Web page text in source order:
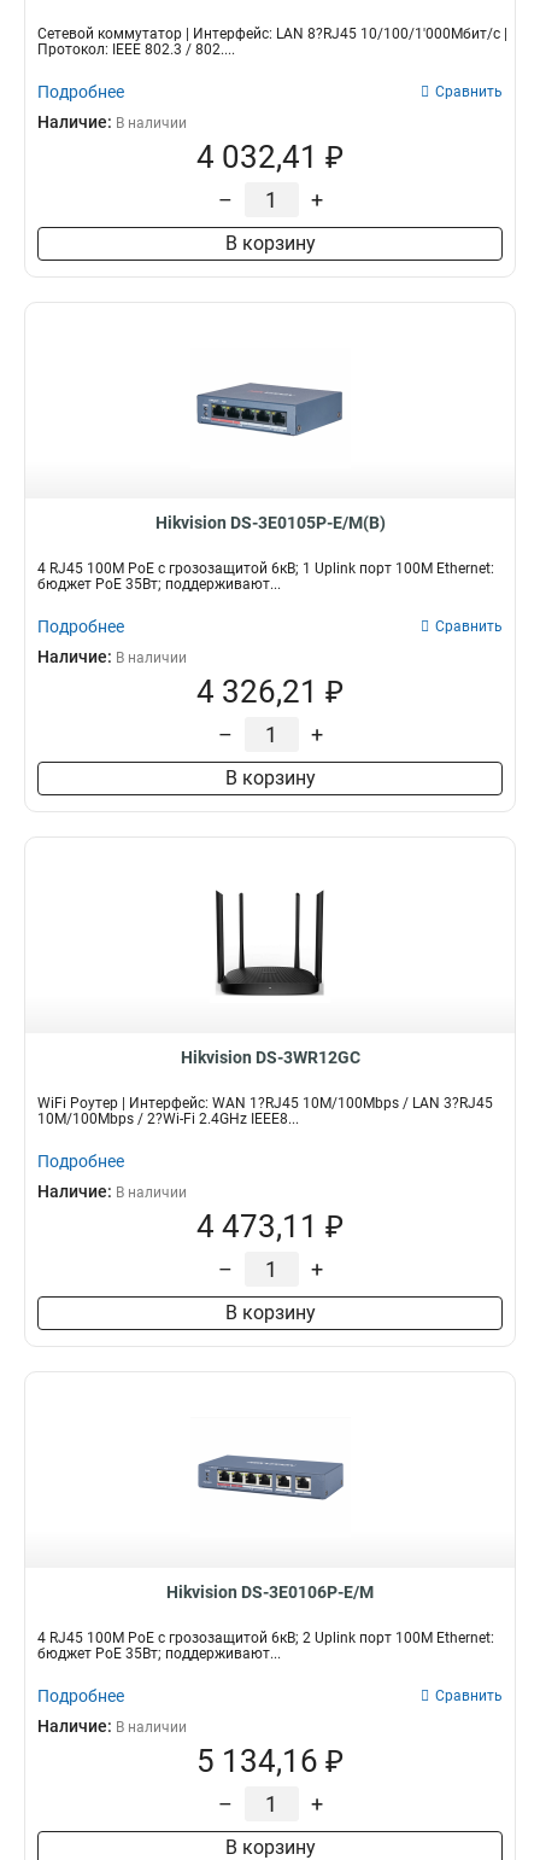
Сетевой коммутатор | Интерфейс: LAN 8?RJ45 10/100/1'000Мбит/с |
Протокол: IEEE 802.3 / 802....
Подробнее Сравнить
Наличие: В наличии
4 032,41 ₽
– +
В корзину
Hikvision DS-3E0105P-E/M(B)
4 RJ45 100M PoE с грозозащитой 6кВ; 1 Uplink порт 100М Ethernet:
бюджет PoE 35Вт; поддерживают...
Подробнее Сравнить
Наличие: В наличии
4 326,21 ₽
– +
В корзину
Hikvision DS-3WR12GC
WiFi Роутер | Интерфейс: WAN 1?RJ45 10M/100Mbps / LAN 3?RJ45
10M/100Mbps / 2?Wi-Fi 2.4GHz IEEE8...
Подробнее
Наличие: В наличии
4 473,11 ₽
– +
В корзину
Hikvision DS-3E0106P-E/M
4 RJ45 100M PoE с грозозащитой 6кВ; 2 Uplink порт 100М Ethernet:
бюджет PoE 35Вт; поддерживают...
Подробнее Сравнить
Наличие: В наличии
5 134,16 ₽
– +
В корзину